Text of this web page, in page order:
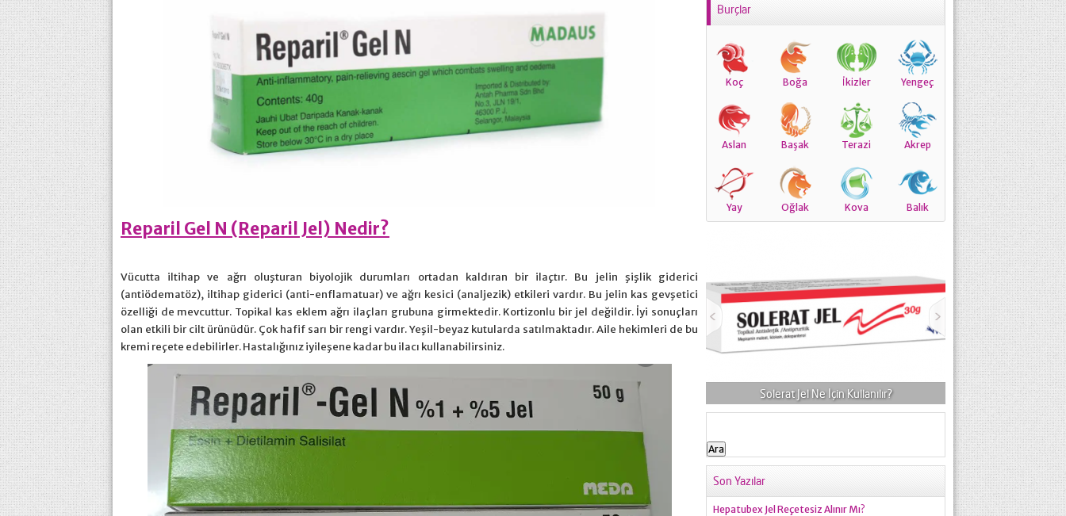
Reparil Gel N (Reparil Jel) Nedir?
Vücutta iltihap ve ağrı oluşturan biyolojik durumları ortadan kaldıran bir ilaçtır. Bu jelin şişlik giderici
(antiödematöz), iltihap giderici (anti-enflamatuar) ve ağrı kesici (analjezik) etkileri vardır. Bu jelin kas gevşetici
özelliği de mevcuttur. Topikal kas eklem ağrı ilaçları grubuna girmektedir. Kortizonlu bir jel değildir. İyi sonuçları
olan etkili bir cilt ürünüdür. Çok hafif sarı bir rengi vardır. Yeşil-beyaz kutularda satılmaktadır. Aile hekimleri de bu
kremi reçete edebilirler. Hastalığınız iyileşene kadar bu ilacı kullanabilirsiniz.
Burçlar
Koç Boğa İkizler Yengeç
Aslan Başak Terazi Akrep
Yay Oğlak Kova Balık
Doğal Cilt Bakımı Solerat Jel Ne İçin Kullanılır? Emulid Plus Jel
Arama:
Son Yazılar
Hepatubex Jel Reçetesiz Alınır Mı?